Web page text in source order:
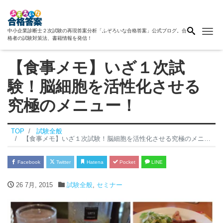
中小企業診断士２次試験の再現答案分析「ふぞろいな合格答案」公式ブログ。合
格者の試験対策法、書籍情報を発信！
【食事メモ】いざ１次試
験！脳細胞を活性化させる
究極のメニュー！
TOP
試験全般
【食事メモ】いざ１次試験！脳細胞を活性化させる究極のメニュー！
Facebook Twitter Hatena Pocket LINE
26 7月, 2015 試験全般, セミナー